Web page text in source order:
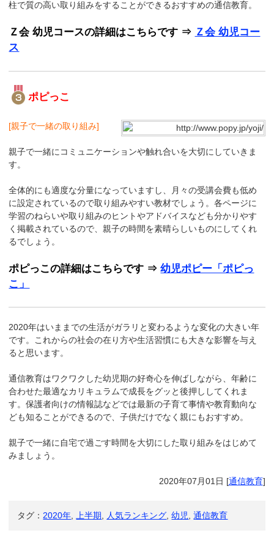
柱で質の高い取り組みをすることができるおすすめの通信教育。
Ｚ会 幼児コースの詳細はこちらです ⇒ Ｚ会 幼児コー
ス
ポピっこ
[親子で一緒の取り組み]
親子で一緒にコミュニケーションや触れ合いを大切にしていきま
す。
全体的にも適度な分量になっていますし、月々の受講会費も低め
に設定されているので取り組みやすい教材でしょう。各ページに
学習のねらいや取り組みのヒントやアドバイスなども分かりやす
く掲載されているので、親子の時間を素晴らしいものにしてくれ
るでしょう。
ポピっこの詳細はこちらです ⇒幼児ポピー「ポピっ
こ」
2020年はいままでの生活がガラリと変わるような変化の大きい年
です。これからの社会の在り方や生活習慣にも大きな影響を与え
ると思います。
通信教育はワクワクした幼児期の好奇心を伸ばしながら、年齢に
合わせた最適なカリキュラムで成長をグッと後押ししてくれま
す。保護者向けの情報誌などでは最新の子育て事情や教育動向な
ども知ることができるので、子供だけでなく親にもおすすめ。
親子で一緒に自宅で過ごす時間を大切にした取り組みをはじめて
みましょう。
2020年07月01日 [通信教育]
タグ： 2020年 上半期 人気ランキング ,幼児 ,通信教育